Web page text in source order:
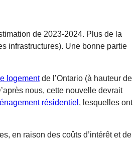
de 2023-2024. Plus de la
infrastructures). Une bonne partie
logementde l’Ontario (à hauteur de
nous, cette nouvelle devrait
résidentiel , lesquelles ont
en raison des coûts d’intérêt et de